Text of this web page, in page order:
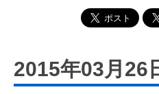
2015年03月26